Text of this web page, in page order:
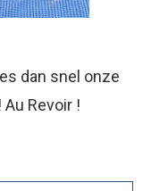
dan snel onze
Revoir !